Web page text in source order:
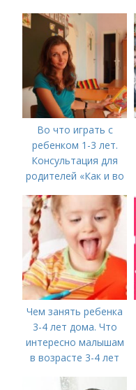
Во что играть с
ребенком 1-3 лет.
Консультация для
родителей «Как и во
ребенком от 1,5 до 3
лет»
Чем занять ребенка
3-4 лет дома. Что
интересно малышам
в возрасте 3-4 лет